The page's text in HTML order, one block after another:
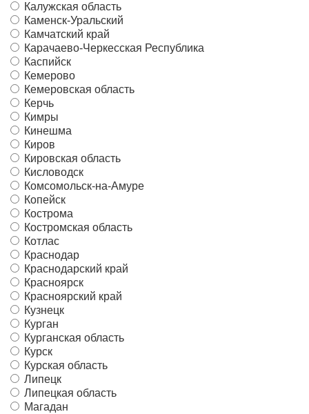
Калужская область
Каменск-Уральский
Камчатский край
Карачаево-Черкесская Республика
Каспийск
Кемерово
Кемеровская область
Керчь
Кимры
Кинешма
Киров
Кировская область
Кисловодск
Комсомольск-на-Амуре
Копейск
Кострома
Костромская область
Котлас
Краснодар
Краснодарский край
Красноярск
Красноярский край
Кузнецк
Курган
Курганская область
Курск
Курская область
Липецк
Липецкая область
Магадан